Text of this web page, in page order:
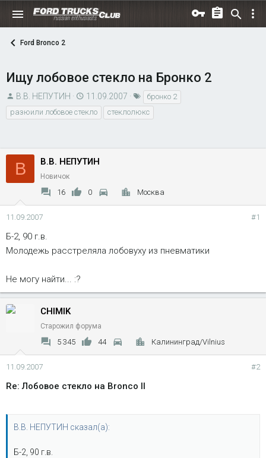
Ford Bronco 2
Ищу лобовое стекло на Бронко 2
А
в
т
р
т
е
ы
В.В. НЕПУТИН
Д
а
т
н
а
11.09.2007
Т
е
г
бронко 2
разюили лобовое стекло
стеклолюкс
В В.В. НЕПУТИН
Новичок
16 0 Москва
11.09.2007 #1
Б-2, 90 г.в.
Молодежь расстреляла лобовуху из пневматики
Не могу найти... :?
CHIMIK
Старожил форума
5 345 44 Калининград/Vilnius
11.09.2007 #2
Re: Лобовое стекло на Bronco II
В.В. НЕПУТИН сказал(а):
Б-2, 90 г.в.